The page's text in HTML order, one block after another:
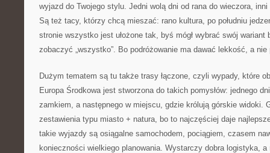
wyjazd do Twojego stylu. Jedni wolą dni od rana do wieczora,
Są też tacy, którzy chcą mieszać: rano kultura, po południu
stronie wszystko jest ułożone tak, byś mógł wybrać swój
zobaczyć „wszystko”. Bo podróżowanie ma dawać lekkość, a nie
Dużym tematem są tu także trasy łączone, czyli wypady, które
Europa Środkowa jest stworzona do takich pomysłów: jednego
zamkiem, a następnego w miejscu, gdzie królują górskie widoki.
zestawienia typu miasto + natura, bo to najczęściej daje
takie wyjazdy są osiągalne samochodem, pociągiem, czasem
konieczności wielkiego planowania. Wystarczy dobra logistyka,